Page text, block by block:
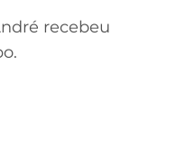
recebeu